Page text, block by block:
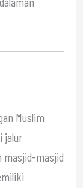
Muslim
jalur
masjid-masjid